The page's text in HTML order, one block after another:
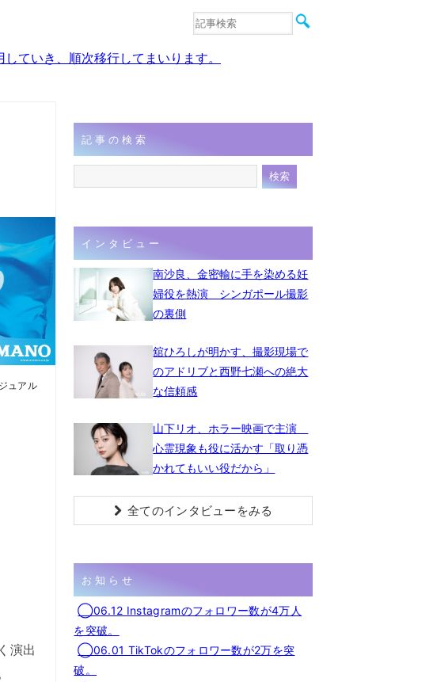
音楽
ていき、順次移行してまいります。
ュアル
演出
記事の検索
インタビュー
南沙良、金密輸に手を染める妊
婦役を熱演 シンガポール撮影
の裏側
舘ひろしが明かす、撮影現場で
のアドリブと西野七瀬への絶大
な信頼感
山下リオ、ホラー映画で主演
心霊現象も役に活かす「取り憑
かれてもいい役だから」
全てのインタビューをみる
お知らせ
◯06.12 Instagramのフォロワー数が4万人
を突破。
◯06.01 TikTokのフォロワー数が2万を突
破。